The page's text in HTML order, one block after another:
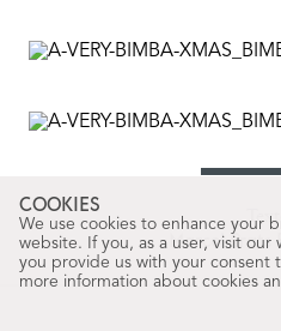
Marcel Prats
COOKIES
We use cookies to enhance your
website. If you, as a user, visit
you provide us with your consent
more information about cookies